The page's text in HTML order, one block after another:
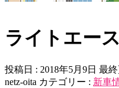
ライトエー
投稿日 : 2018年5月9日 最終
netz-oita カテゴリー : 新車